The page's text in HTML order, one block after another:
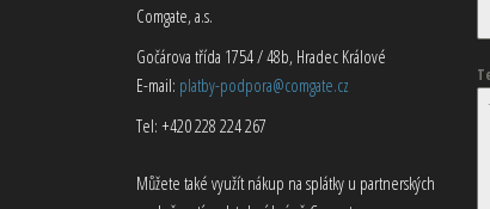
Comgate, a.s.
Gočárova třída 1754 / 48b, Hradec Králové
E-mail: platby-podpora@comgate.cz
Tel: +420 228 224 267
Můžete také využít nákup na splátky u partnerských